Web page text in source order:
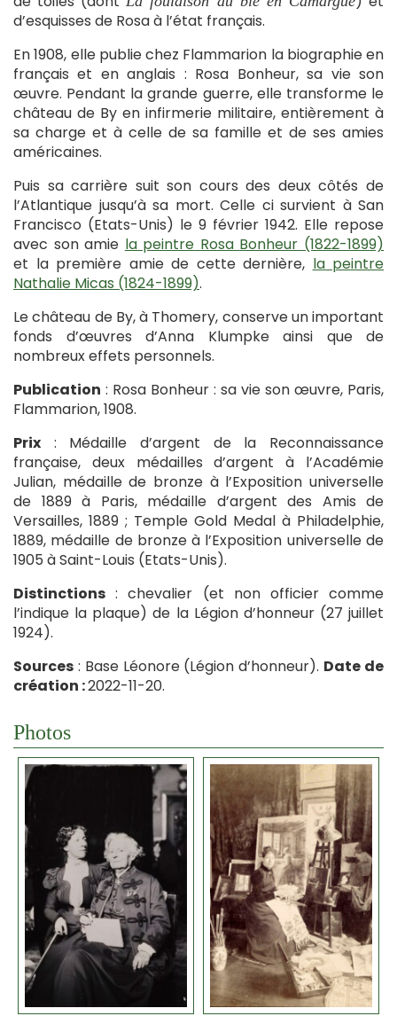
d’esquisses de Rosa à l’état français.
En 1908, elle publie chez Flammarion la biographie en
français et en anglais : Rosa Bonheur, sa vie son
œuvre. Pendant la grande guerre, elle transforme le
château de By en infirmerie militaire, entièrement à
sa charge et à celle de sa famille et de ses amies
américaines.
Puis sa carrière suit son cours des deux côtés de
l’Atlantique jusqu’à sa mort. Celle ci survient à San
Francisco (Etats-Unis) le 9 février 1942. Elle repose
avec son amie la peintre Rosa Bonheur (1822-1899)
et la première amie de cette dernière, la peintre
Nathalie Micas (1824-1899).
Le château de By, à Thomery, conserve un important
fonds d’œuvres d’Anna Klumpke ainsi que de
nombreux effets personnels.
Publication : Rosa Bonheur : sa vie son œuvre, Paris,
Flammarion, 1908.
Prix : Médaille d’argent de la Reconnaissance
française, deux médailles d’argent à l’Académie
Julian, médaille de bronze à l’Exposition universelle
de 1889 à Paris, médaille d’argent des Amis de
Versailles, 1889 ; Temple Gold Medal à Philadelphie,
1889, médaille de bronze à l’Exposition universelle de
1905 à Saint-Louis (Etats-Unis).
Distinctions : chevalier (et non officier comme
l’indique la plaque) de la Légion d’honneur (27 juillet
1924).
Sources : Base Léonore (Légion d’honneur). Date de
création :2022-11-20.
Photos